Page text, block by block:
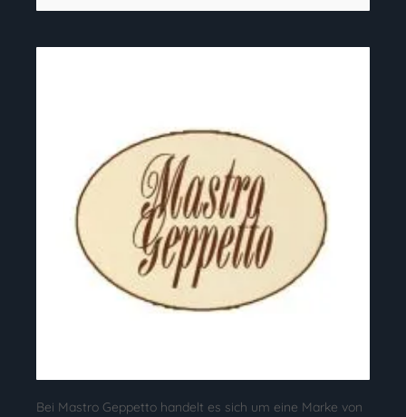
Bei Mastro Geppetto handelt es sich um eine Marke von